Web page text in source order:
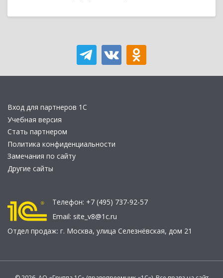
Вход для партнеров 1С
Учебная версия
Стать партнером
Политика конфиденциальности
Замечания по сайту
Другие сайты
Телефон: +7 (495) 737-92-57
Email: site_v8@1c.ru
Отдел продаж: г. Москва, улица Селезнёвская, дом 21